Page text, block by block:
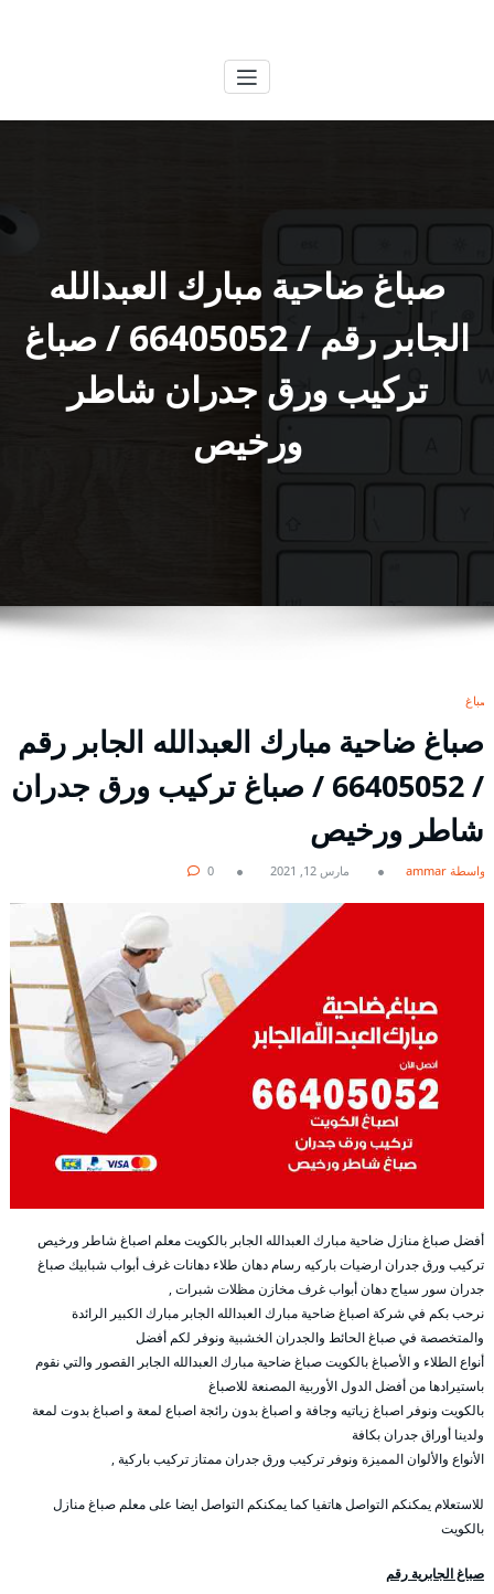
صباغ ضاحية مبارك العبدالله
الجابر رقم / 66405052 / صباغ
تركيب ورق جدران شاطر
ورخيص
صباغ
صباغ ضاحية مبارك العبدالله الجابر رقم
/ 66405052 / صباغ تركيب ورق جدران
شاطر ورخيص
بواسطة ammar مارس 12, 2021 0
أفضل صباغ منازل ضاحية مبارك العبدالله الجابر بالكويت معلم اصباغ شاطر ورخيص
تركيب ورق جدران ارضيات باركيه رسام دهان طلاء دهانات غرف أبواب شبابيك صباغ
جدران سور سياج دهان أبواب غرف مخازن مظلات شبرات ,
نرحب بكم في شركة اصباغ ضاحية مبارك العبدالله الجابر مبارك الكبير الرائدة
والمتخصصة في صباغ الحائط والجدران الخشبية ونوفر لكم أفضل
أنواع الطلاء و الأصباغ بالكويت صباغ ضاحية مبارك العبدالله الجابر القصور والتي نقوم
باستيرادها من أفضل الدول الأوربية المصنعة للاصباغ
بالكويت ونوفر اصباغ زياتيه وجافة و اصباغ بدون رائجة اصباع لمعة و اصباغ بدوت لمعة
ولدينا أوراق جدران بكافة
الأنواع والألوان المميزة ونوفر تركيب ورق جدران ممتاز تركيب باركية ,
للاستعلام يمكنكم التواصل هاتفيا كما يمكنكم التواصل ايضا على معلم صباغ منازل
بالكويت
صباغ الجابرية رقم